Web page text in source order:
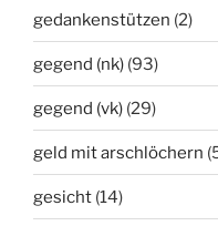
gedankenstützen (2)
gegend (nk) (93)
gegend (vk) (29)
geld mit arschlöchern
gesicht (14)